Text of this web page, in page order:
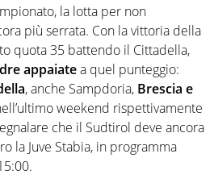
la lotta per non
più serrata. Con la vittoria della
quota 35 battendo il Cittadella,
appaiatea quel punteggio:
, anche Sampdoria, Brescia e
weekend rispettivamente
che il Sudtirol deve ancora
la Juve Stabia, in programma